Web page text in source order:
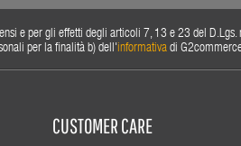
e per gli effetti degli articoli 7, 13 e 23 del
per la finalità b) dell'informativadi
CUSTOMER CARE